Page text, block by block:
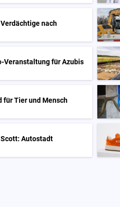
nach
Veranstaltung für Azubis
für Tier und Mensch
Autostadt